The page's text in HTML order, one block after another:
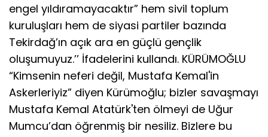
engel yıldıramayacaktır” hem sivil toplum
kuruluşları hem de siyasi partiler bazında
Tekirdağ’ın açık ara en güçlü gençlik
oluşumuyuz.’’ İfadelerini kullandı. KÜRÜMOĞLU
“Kimsenin neferi değil, Mustafa Kemal'in
Askerleriyiz” diyen Kürümoğlu; bizler savaşmayı
Mustafa Kemal Atatürk'ten ölmeyi de Uğur
Mumcu’dan öğrenmiş bir nesiliz. Bizlere bu